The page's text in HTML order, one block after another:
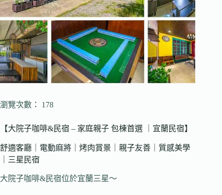
瀏覽次數： 178
【大院子咖啡&民宿 – 家庭親子 包棟首選 ｜宜蘭民宿】
舒適客廳｜電動麻將｜烤肉賞景｜親子友善｜質感美學
｜三星民宿
大院子咖啡&民宿位於宜蘭三星～